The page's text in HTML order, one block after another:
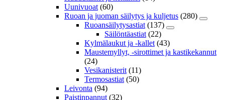
Uunivuoat (60)
Ruoan ja juoman säilytys ja kuljetus (280)
Ruoansäilytysastiat (137)
Säilöntäastiat (22)
Kylmälaukut ja -kallet (43)
Maustemyllyt, -sirottimet ja kastikekannut
(24)
Vesikanisterit (11)
Termosastiat (50)
Leivonta (94)
Paistinpannut (32)